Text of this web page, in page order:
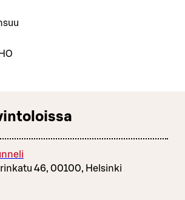
46, 00100, Helsinki